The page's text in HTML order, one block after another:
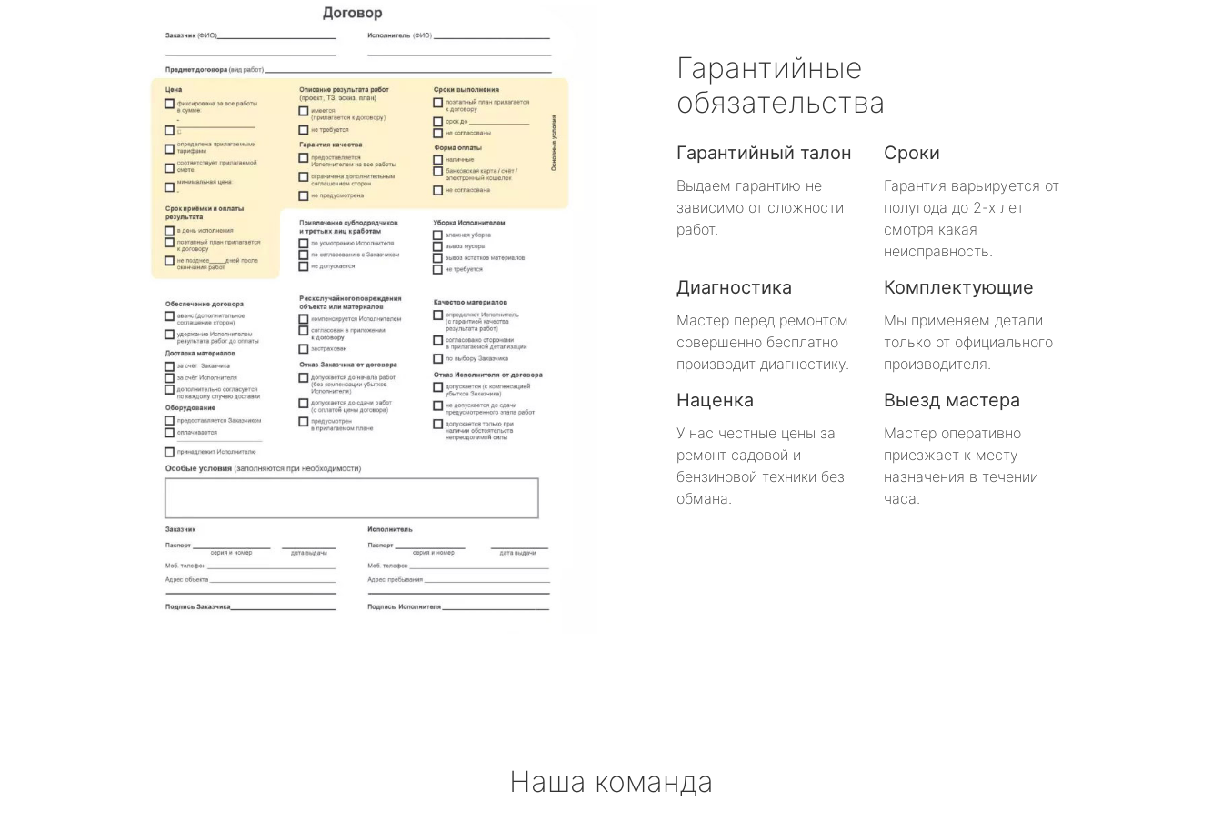
Гарантийные
обязательства
Гарантийный талон
Выдаем гарантию не
зависимо от сложности
работ.
Сроки
Гарантия варьируется от
полугода до 2-х лет
смотря какая
неисправность.
Диагностика
Мастер перед ремонтом
совершенно бесплатно
производит диагностику.
Комплектующие
Мы применяем детали
только от официального
производителя.
Наценка
У нас честные цены за
ремонт садовой и
бензиновой техники без
обмана.
Выезд мастера
Мастер оперативно
приезжает к месту
назначения в течении
часа.
Наша команда